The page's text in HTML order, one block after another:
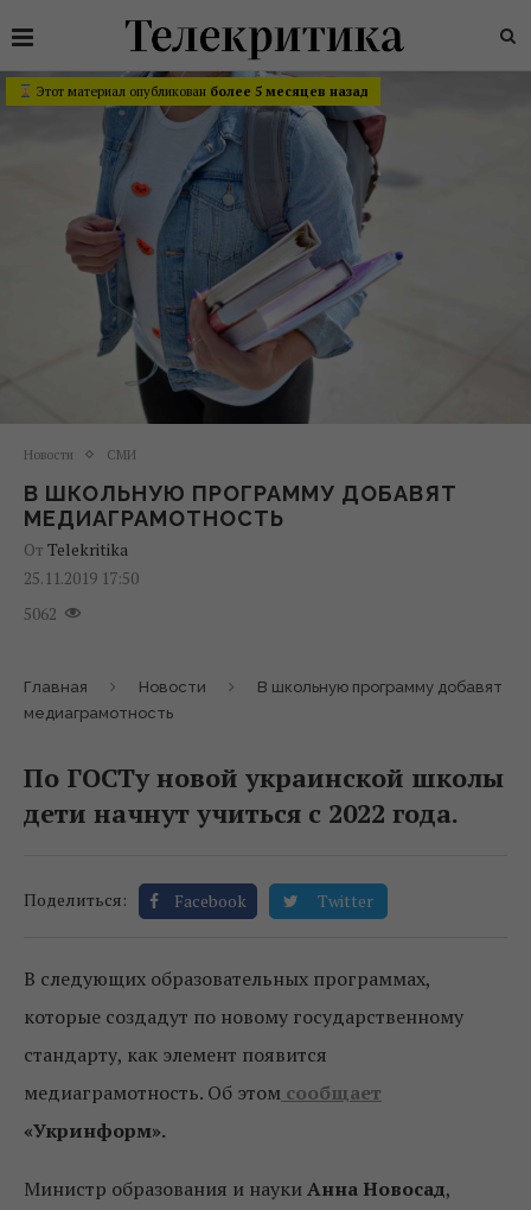
Этот материал опубликован более 5 месяцев назад
Новости СМИ
В ШКОЛЬНУЮ ПРОГРАММУ ДОБАВЯТ
МЕДИАГРАМОТНОСТЬ
От Telekritika
25.11.2019 17:50
5062
Главная Новости
В школьную программу добавят
медиаграмотность
По ГОСТу новой украинской школы
дети начнут учиться с 2022 года.
Поделиться: Facebook Twitter
В следующих образовательных программах,
которые создадут по новому государственному
стандарту, как элемент появится
медиаграмотность. Об этом сообщает
«Укринформ».
Министр образования и наукиАнна Новосад,